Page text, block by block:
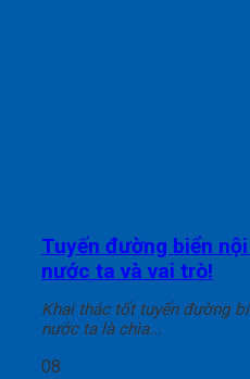
Tuyến đường biển
nước ta và vai trò!
Khai thác tốt tuyến đường
nước ta là chìa...
08